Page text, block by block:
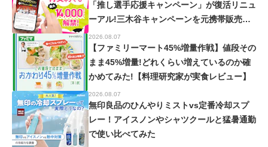
「推し選手応援キャンペーン」が復活リニュ
ーアル!三木谷キャンペーンを元携帯販売員
が徹底解説!【楽天イーグルス・ヴィッセル
神戸】
2026.08.07
【ファミリーマート45%増量作戦】値段その
まま45%増量!どれくらい増えているのか確
かめてみた!【料理研究家が実食レビュー】
2026.08.07
無印良品のひんやりミストvs定番冷却スプ
レー！アイスノンやシャツクールと猛暑通勤
で使い比べてみた